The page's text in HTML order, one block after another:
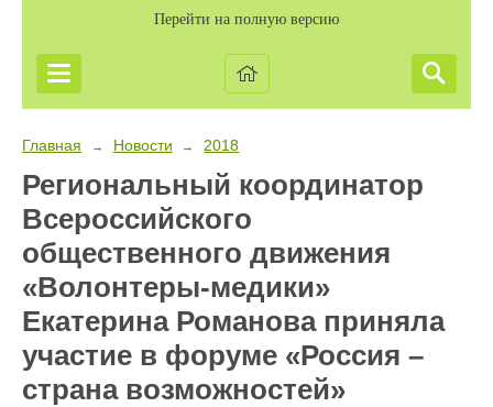
Перейти на полную версию
Главная → Новости → 2018
Региональный координатор
Всероссийского
общественного движения
«Волонтеры-медики»
Екатерина Романова приняла
участие в форуме «Россия –
страна возможностей»